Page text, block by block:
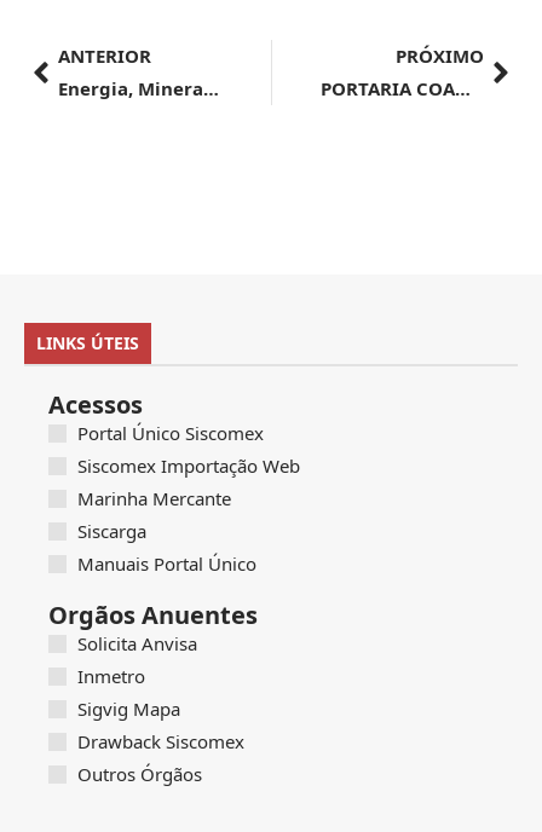
ANTERIOR
Energia, Minerais e Combustíveis | Alexandre Silveira garante declaração conjunta inédita de países pela transição energética
PRÓXIMO
PORTARIA COANA Nº 164, DE 12 DE SETEMBRO DE 2024
LINKS ÚTEIS
Acessos
Portal Único Siscomex
Siscomex Importação Web
Marinha Mercante
Siscarga
Manuais Portal Único
Orgãos Anuentes
Solicita Anvisa
Inmetro
Sigvig Mapa
Drawback Siscomex
Outros Órgãos